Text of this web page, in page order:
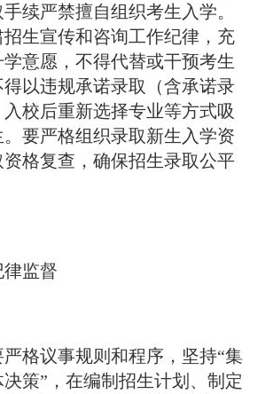
续严禁擅自组织考生入学。
生宣传和咨询工作纪律，充
意愿，不得代替或干预考生
以违规承诺录取（含承诺录
校后重新选择专业等方式吸
要严格组织录取新生入学资
格复查，确保招生录取公平
律监督
格议事规则和程序，坚持“集
策”，在编制招生计划、制定